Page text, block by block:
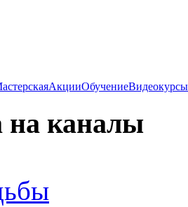
АкцииОбучениеВидеокурсы
на каналы